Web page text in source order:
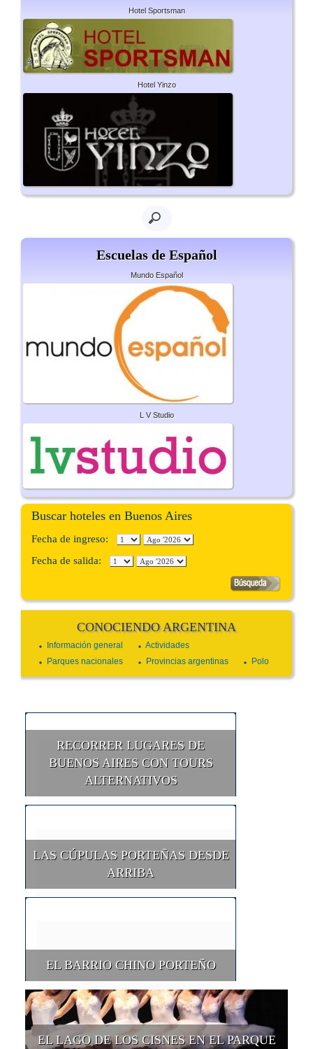
Hotel Sportsman
Hotel Yinzo
Escuelas de Español
Mundo Español
L V Studio
Buscar hoteles en Buenos Aires
Fecha de ingreso:
Fecha de salida:
CONOCIENDO ARGENTINA
Información general
Actividades
Parques nacionales
Provincias argentinas Polo
RECORRER LUGARES DE
BUENOS AIRES CON TOURS
ALTERNATIVOS
LAS CÚPULAS PORTEÑAS DESDE
ARRIBA
EL BARRIO CHINO PORTEÑO
EL LAGO DE LOS CISNES EN EL PARQUE